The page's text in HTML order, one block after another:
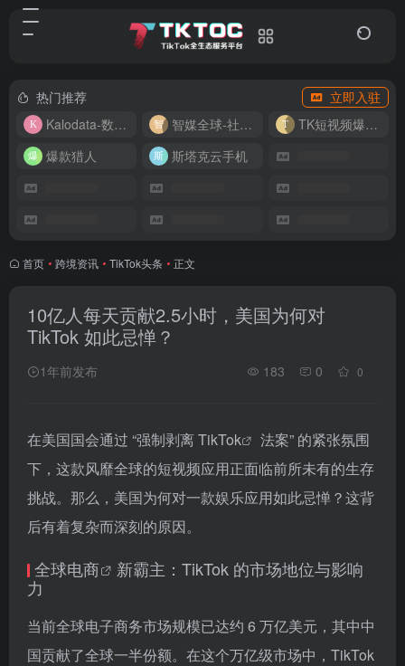
热门推荐
立即入驻
Kalodata-数据分析平台
智媒全球-社媒管理平台
TK短视频爆款复刻
爆款猎人
斯塔克云手机
首页 • 跨境资讯 • TikTok头条 • 正文
10亿人每天贡献2.5小时，美国为何对
TikTok 如此忌惮？
1年前发布 183 0 0
在美国国会通过 “强制剥离TikTok
法案” 的紧张氛围
下，这款风靡全球的短视频应用正面临前所未有的生存
挑战。那么，美国为何对一款娱乐应用如此忌惮？这背
后有着复杂而深刻的原因。
全球电商
新霸主：TikTok 的市场地位与影响
力
当前全球电子商务市场规模已达约 6 万亿美元，其中中
国贡献了全球一半份额。在这个万亿级市场中，TikTok